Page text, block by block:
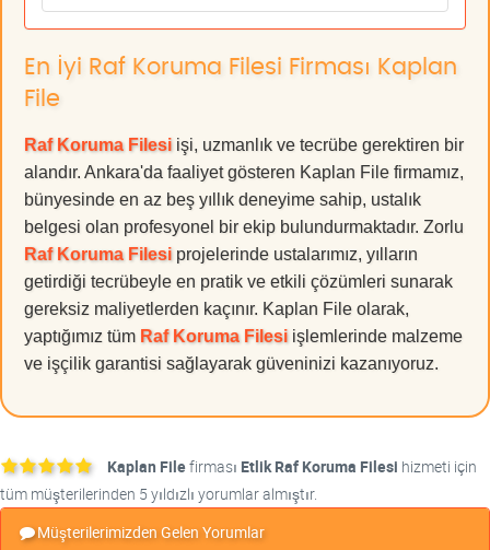
En İyi Raf Koruma Filesi Firması Kaplan
File
Raf Koruma Filesi işi, uzmanlık ve tecrübe gerektiren bir
alandır. Ankara'da faaliyet gösteren Kaplan File firmamız,
bünyesinde en az beş yıllık deneyime sahip, ustalık
belgesi olan profesyonel bir ekip bulundurmaktadır. Zorlu
Raf Koruma Filesi projelerinde ustalarımız, yılların
getirdiği tecrübeyle en pratik ve etkili çözümleri sunarak
gereksiz maliyetlerden kaçınır. Kaplan File olarak,
yaptığımız tüm Raf Koruma Filesi işlemlerinde malzeme
ve işçilik garantisi sağlayarak güveninizi kazanıyoruz.
Kaplan Filefirması Etlik Raf Koruma Filesi hizmeti için
tüm müşterilerinden 5 yıldızlı yorumlar almıştır.
Müşterilerimizden Gelen Yorumlar